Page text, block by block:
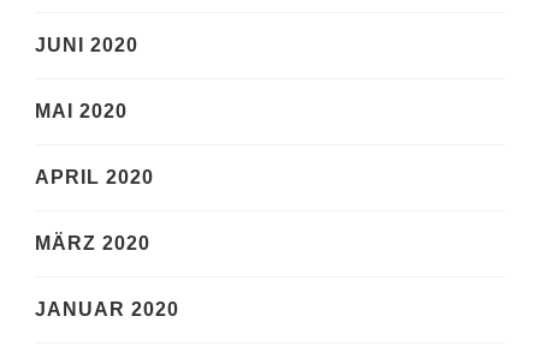
JUNI 2020
MAI 2020
APRIL 2020
MÄRZ 2020
JANUAR 2020